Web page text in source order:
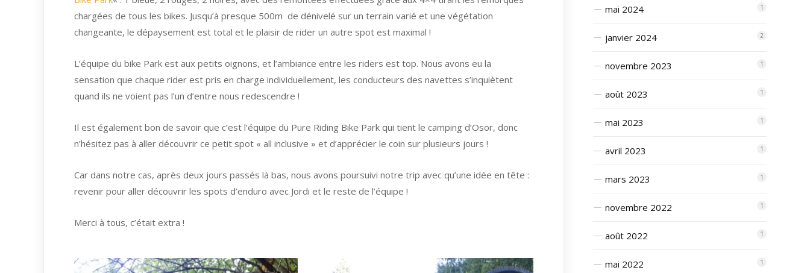
chargées de tous les bikes. Jusqu’à presque 500m de dénivelé sur un terrain varié et une végétation
changeante, le dépaysement est total et le plaisir de rider un autre spot est maximal !
L’équipe du bike Park est aux petits oignons, et l’ambiance entre les riders est top. Nous avons eu la
sensation que chaque rider est pris en charge individuellement, les conducteurs des navettes s’inquiètent
quand ils ne voient pas l’un d’entre nous redescendre !
Il est également bon de savoir que c’est l’équipe du Pure Riding Bike Park qui tient le camping d’Osor, donc
n’hésitez pas à aller découvrir ce petit spot « all inclusive » et d’apprécier le coin sur plusieurs jours !
Car dans notre cas, après deux jours passés là bas, nous avons poursuivi notre trip avec qu’une idée en tête :
revenir pour aller découvrir les spots d’enduro avec Jordi et le reste de l’équipe !
Merci à tous, c’était extra !
mai 2024 1
janvier 2024 2
novembre 2023 1
août 2023 1
mai 2023 1
avril 2023 1
mars 2023 1
novembre 2022 1
août 2022 1
mai 2022 1